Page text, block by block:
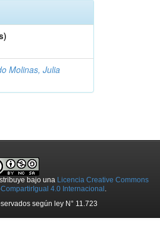
Molinas, Julia
bajo una Licencia Creative Commons
4.0 Internacional .
según ley N° 11.723